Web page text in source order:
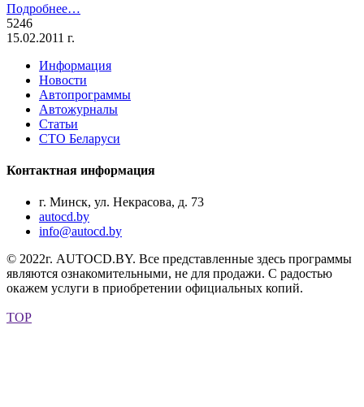
Подробнее…
5246
15.02.2011 г.
Информация
Новости
Автопрограммы
Автожурналы
Статьи
СТО Беларуси
Контактная информация
г. Минск, ул. Некрасова, д. 73
autocd.by
info@autocd.by
© 2022г. AUTOCD.BY. Все представленные здесь программы
являются ознакомительными, не для продажи. С радостью
окажем услуги в приобретении официальных копий.
TOP